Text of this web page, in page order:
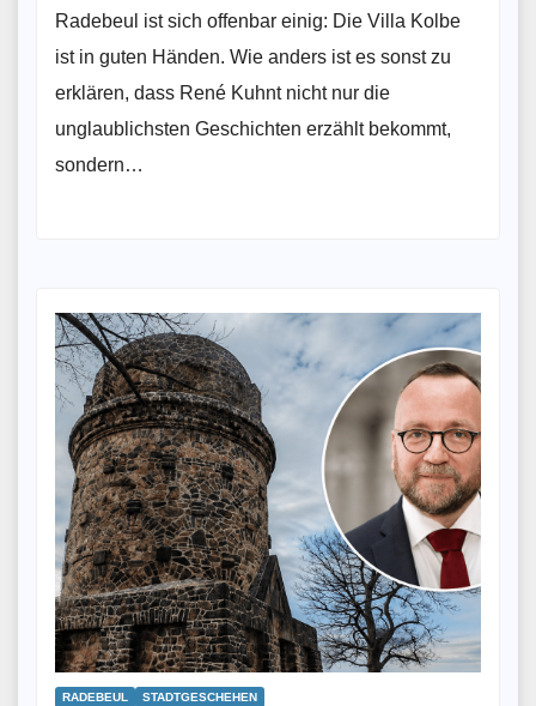
Radebeul ist sich offenbar einig: Die Villa Kolbe
ist in guten Händen. Wie anders ist es sonst zu
erklären, dass René Kuhnt nicht nur die
unglaublichsten Geschichten erzählt bekommt,
sondern…
RADEBEUL STADTGESCHEHEN